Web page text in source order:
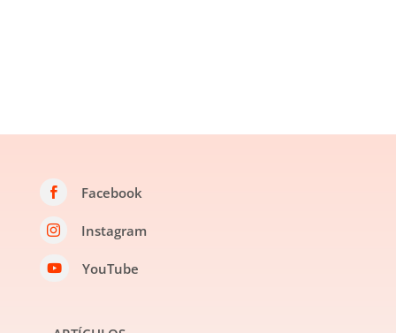
 Facebook
 Instagram
 YouTube